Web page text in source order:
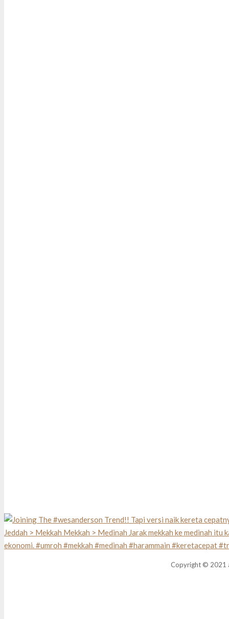
Copyright © 2021